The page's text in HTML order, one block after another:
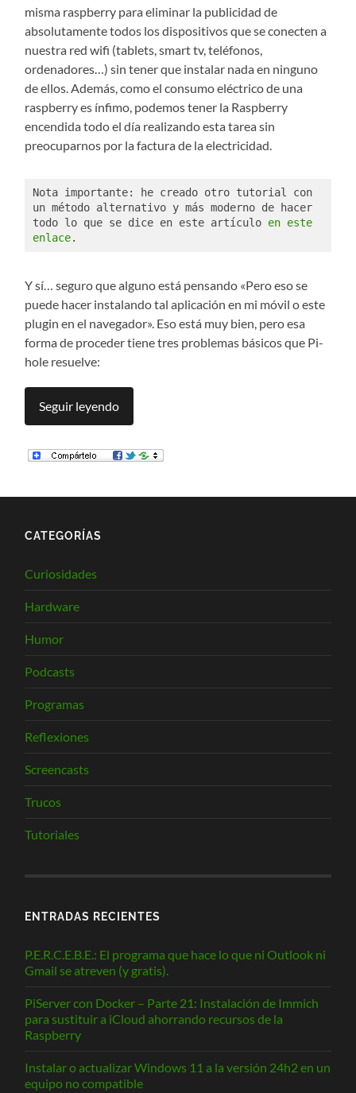
misma raspberry para eliminar la publicidad de
absolutamente todos los dispositivos que se conecten a
nuestra red wifi (tablets, smart tv, teléfonos,
ordenadores…) sin tener que instalar nada en ninguno
de ellos. Además, como el consumo eléctrico de una
raspberry es ínfimo, podemos tener la Raspberry
encendida todo el día realizando esta tarea sin
preocuparnos por la factura de la electricidad.
Nota importante: he creado otro tutorial con
un método alternativo y más moderno de hacer
todo lo que se dice en este artículo en este
enlace.
Y sí… seguro que alguno está pensando «Pero eso se
puede hacer instalando tal aplicación en mi móvil o este
plugin en el navegador». Eso está muy bien, pero esa
forma de proceder tiene tres problemas básicos que Pi-
hole resuelve:
Seguir leyendo
CATEGORÍAS
Curiosidades
Hardware
Humor
Podcasts
Programas
Reflexiones
Screencasts
Trucos
Tutoriales
ENTRADAS RECIENTES
P.E.R.C.E.B.E.: El programa que hace lo que ni Outlook ni
Gmail se atreven (y gratis).
PiServer con Docker – Parte 21: Instalación de Immich
para sustituir a iCloud ahorrando recursos de la
Raspberry
Instalar o actualizar Windows 11 a la versión 24h2 en un
equipo no compatible